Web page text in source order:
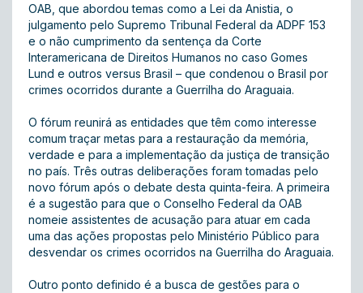
OAB, que abordou temas como a Lei da Anistia, o
julgamento pelo Supremo Tribunal Federal da ADPF 153
e o não cumprimento da sentença da Corte
Interamericana de Direitos Humanos no caso Gomes
Lund e outros versus Brasil – que condenou o Brasil por
crimes ocorridos durante a Guerrilha do Araguaia.
O fórum reunirá as entidades que têm como interesse
comum traçar metas para a restauração da memória,
verdade e para a implementação da justiça de transição
no país. Três outras deliberações foram tomadas pelo
novo fórum após o debate desta quinta-feira. A primeira
é a sugestão para que o Conselho Federal da OAB
nomeie assistentes de acusação para atuar em cada
uma das ações propostas pelo Ministério Público para
desvendar os crimes ocorridos na Guerrilha do Araguaia.
Outro ponto definido é a busca de gestões para o